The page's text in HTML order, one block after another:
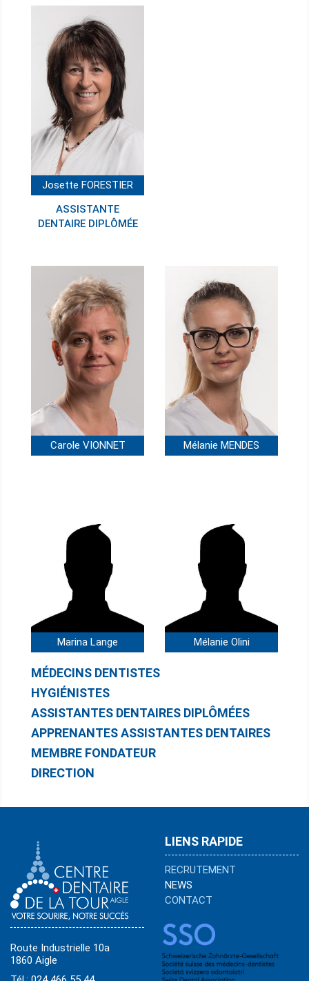
Josette FORESTIER
ASSISTANTE
DENTAIRE DIPLÔMÉE
Carole VIONNET Mélanie MENDES
Marina Lange Mélanie Olini
MÉDECINS DENTISTES
HYGIÉNISTES
ASSISTANTES DENTAIRES DIPLÔMÉES
APPRENANTES ASSISTANTES DENTAIRES
MEMBRE FONDATEUR
DIRECTION
Route Industrielle 10a
1860 Aigle
LIENS RAPIDE
RECRUTEMENT
NEWS
CONTACT